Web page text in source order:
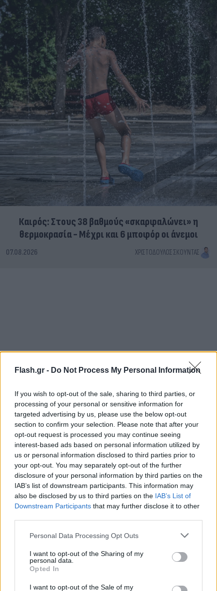
Flash.gr - Do Not Process My Personal Information
If you wish to opt-out of the sale, sharing to third parties, or
processing of your personal or sensitive information for
targeted advertising by us, please use the below opt-out
section to confirm your selection. Please note that after your
opt-out request is processed you may continue seeing
interest-based ads based on personal information utilized by
us or personal information disclosed to third parties prior to
your opt-out. You may separately opt-out of the further
disclosure of your personal information by third parties on the
IAB’s list of downstream participants. This information may
also be disclosed by us to third parties on the IAB’s List of
Downstream Participants that may further disclose it to other
Please note that this website/app uses one or more Google
not limited to your visit or usage behaviour. You may click to
grant or deny consent to Google and its third-party tags to
use your data for below specified purposes in below Google
consent section.
Personal Data Processing Opt Outs
I want to opt-out of the Sharing of my
personal data.
Opted In
I want to opt-out of the Sale of my
Καιρός: Στους 38 βαθμούς «σκαρφαλώνει» η
θερμοκρασία - Μέχρι και 6 μποφόρ οι άνεμοι
07.08.2026 ΧΡΙΣΤΌΔΟΥΛΟΣ ΣΚΟΎΝΤΑΣ